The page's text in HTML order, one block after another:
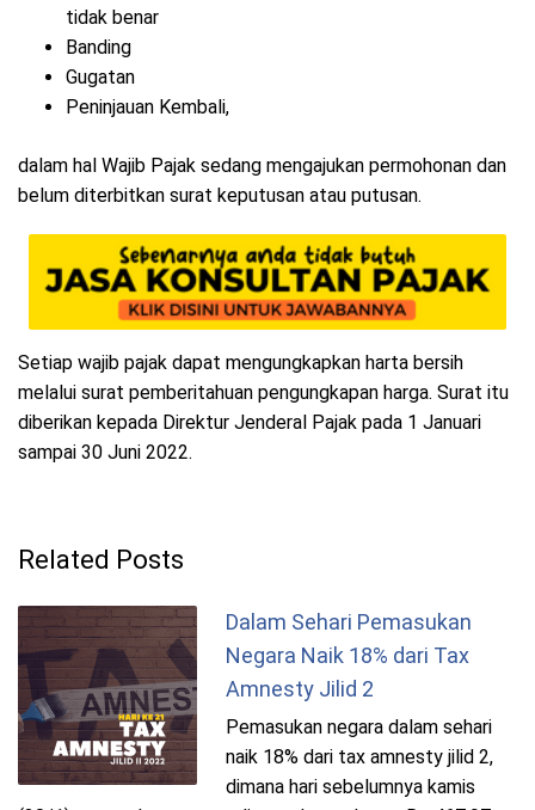
tidak benar
Banding
Gugatan
Peninjauan Kembali,
dalam hal Wajib Pajak sedang mengajukan permohonan dan
belum diterbitkan surat keputusan atau putusan.
Setiap wajib pajak dapat mengungkapkan harta bersih
melalui surat pemberitahuan pengungkapan harga. Surat itu
diberikan kepada Direktur Jenderal Pajak pada 1 Januari
sampai 30 Juni 2022.
Related Posts
Dalam Sehari Pemasukan
Negara Naik 18% dari Tax
Amnesty Jilid 2
Pemasukan negara dalam sehari
naik 18% dari tax amnesty jilid 2,
dimana hari sebelumnya kamis